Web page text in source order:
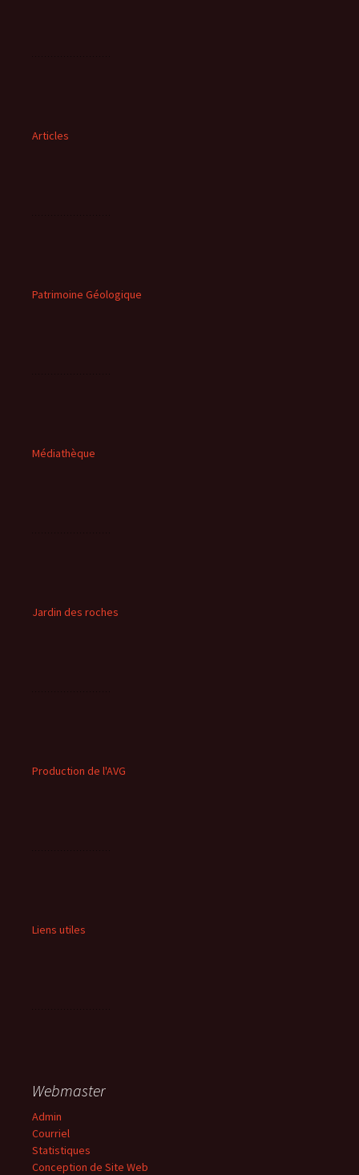
Articles
Patrimoine Géologique
Médiathèque
Jardin des roches
Production de l'AVG
Liens utiles
Webmaster
Admin
Courriel
Statistiques
Conception de Site Web